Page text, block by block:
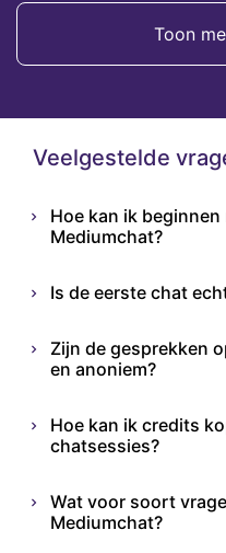
Toon
Veelgestelde
Hoe kan ik
Mediumchat?
Is de eerste chat
Zijn de gesprekken
en anoniem?
Hoe kan ik credits
chatsessies?
Wat voor soort
Mediumchat?